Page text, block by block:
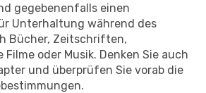
gegebenenfalls einen
Unterhaltung während des
Bücher, Zeitschriften,
oder Musik. Denken Sie auch
und überprüfen Sie vorab die